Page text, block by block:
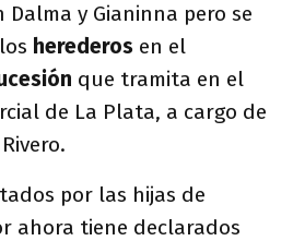
Dalma y Gianinna pero se
herederos en el
que tramita en el
de La Plata, a cargo de
por las hijas de
ahora tiene declarados